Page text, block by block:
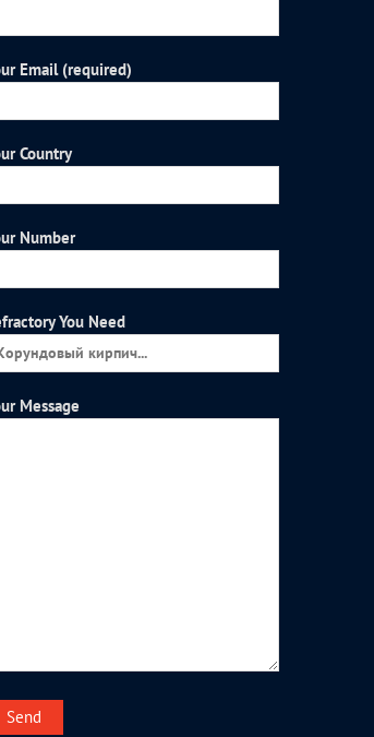
Email (required)
Country
Number
You Need
Message